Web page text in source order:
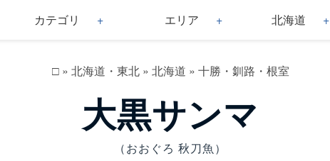
カテゴリ エリア 北海道
□» 北海道・東北» 北海道 » 十勝・釧路・根室
大黒サンマ
（おおぐろ 秋刀魚）